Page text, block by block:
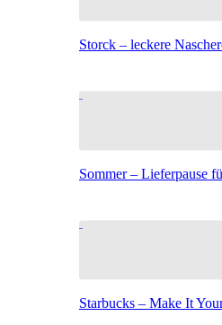
Storck – leckere
Sommer – Lieferpause
Starbucks – Make It